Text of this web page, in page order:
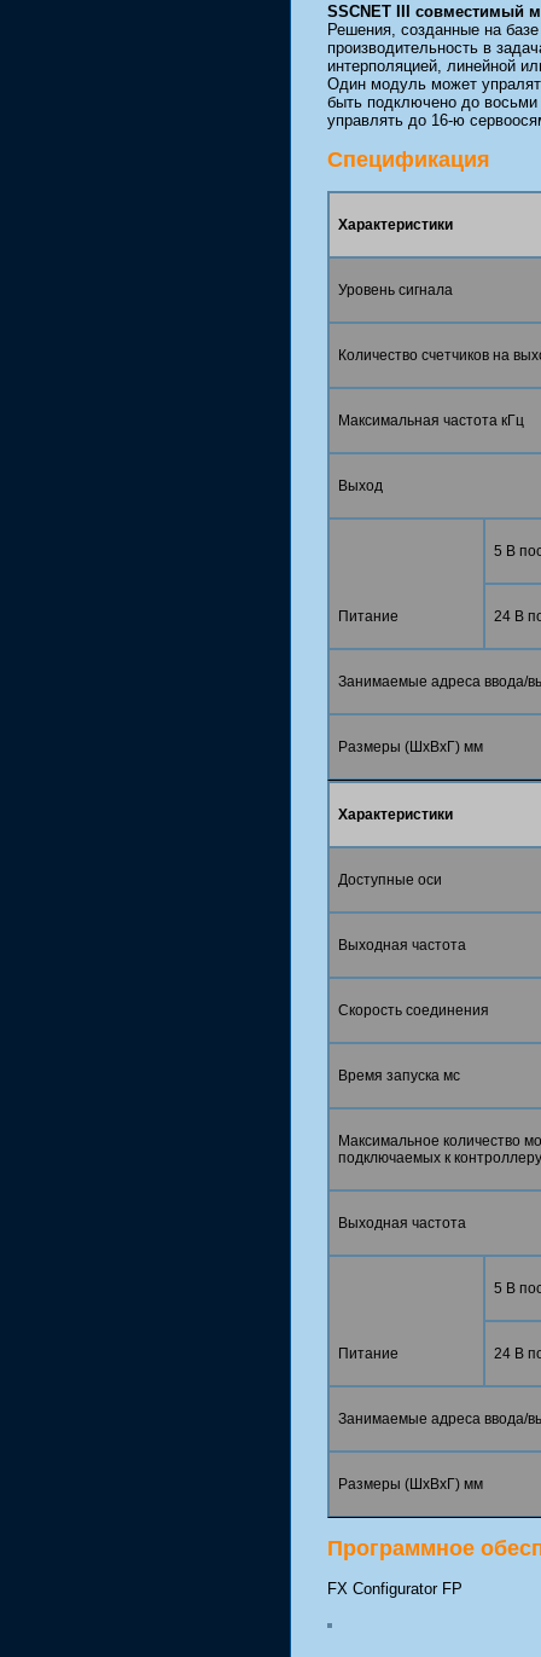
SSCNET III совместимый
Решения, созданные на
производительность в
интерполяцией, линейной
Один модуль может
быть подключено до
управлять до 16-ю
Спецификация
Характеристики
Уровень сигнала
Количество счетчиков на
Максимальная частота кГц
Выход
Питание
5 В
24 В
Занимаемые адреса ввода/
Размеры (ШхВхГ) мм
Характеристики
Доступные оси
Выходная частота
Скорость соединения
Время запуска мс
Максимальное количество
подключаемых к контроллеру
Выходная частота
Питание
5 В
24 В
Занимаемые адреса ввода/
Размеры (ШхВхГ) мм
Программное
FX Configurator FP